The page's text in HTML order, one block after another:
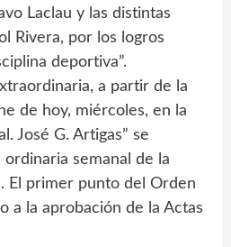
Laclau y las distintas
Rivera, por los logros
deportiva”.
a partir de la
de hoy, miércoles, en la
José G. Artigas” se
semanal de la
El primer punto del Orden
a la aprobación de la Actas